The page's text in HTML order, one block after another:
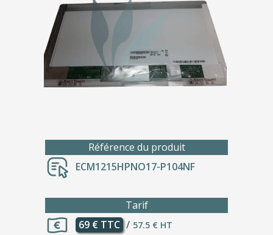
Référence du produit
ECM1215HPNO17-P104NF
Tarif
69 € TTC / 57.5 € HT